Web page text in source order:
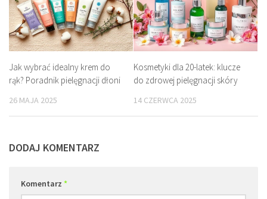
Jak wybrać idealny krem do
rąk? Poradnik pielęgnacji dłoni
26 MAJA 2025
Kosmetyki dla 20-latek: klucze
do zdrowej pielęgnacji skóry
14 CZERWCA 2025
DODAJ KOMENTARZ
Komentarz *